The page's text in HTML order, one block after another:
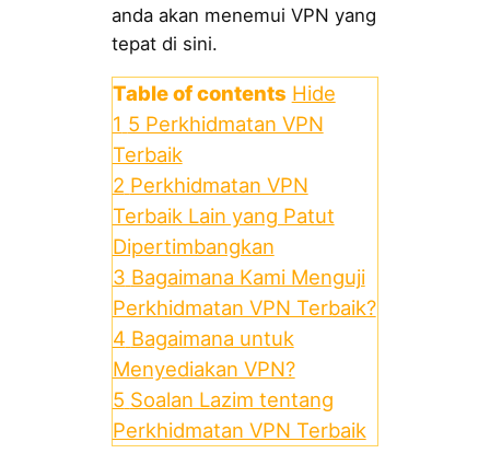
anda akan menemui VPN yang
tepat di sini.
Table of contents Hide
1 5 Perkhidmatan VPN
Terbaik
2 Perkhidmatan VPN
Terbaik Lain yang Patut
Dipertimbangkan
3 Bagaimana Kami Menguji
Perkhidmatan VPN Terbaik?
4 Bagaimana untuk
Menyediakan VPN?
5 Soalan Lazim tentang
Perkhidmatan VPN Terbaik